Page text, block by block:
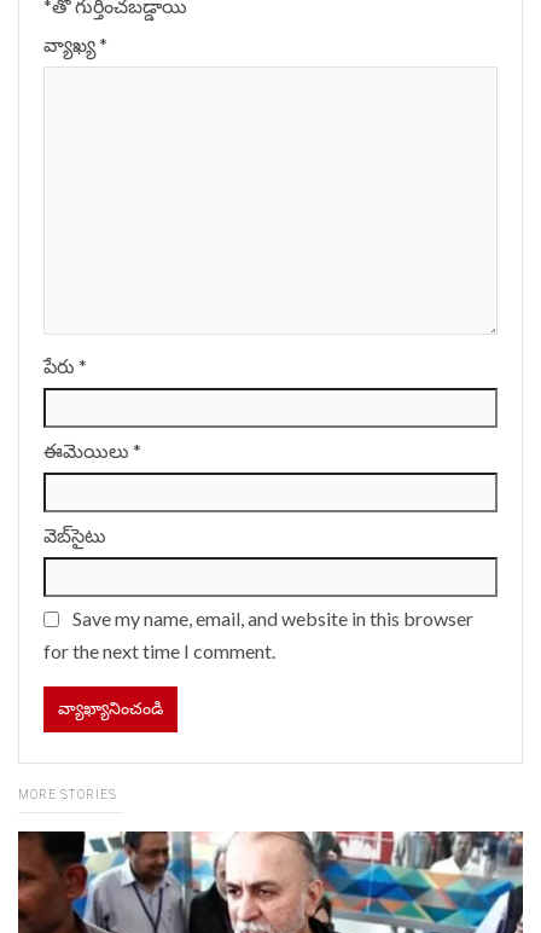
*‌తో గుర్తించబడ్డాయి
వ్యాఖ్య*
పేరు *
ఈమెయిలు *
వెబ్‌సైటు
Save my name, email, and website in this browser
for the next time I comment.
MORE STORIES